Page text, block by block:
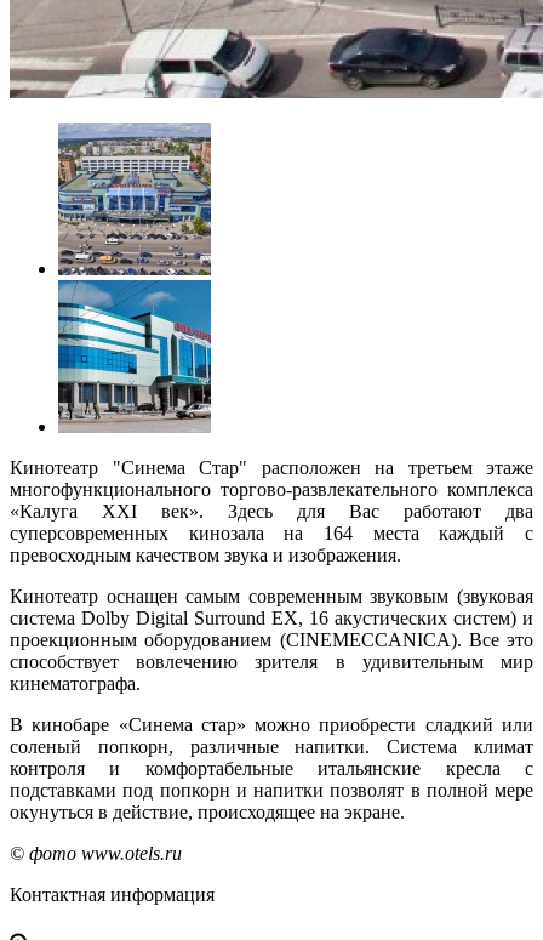
Кинотеатр "Синема Стар" расположен на третьем этаже
многофункционального торгово-развлекательного комплекса
«Калуга ХХI век». Здесь для Вас работают два
суперсовременных кинозала на 164 места каждый с
превосходным качеством звука и изображения.
Кинотеатр оснащен самым современным звуковым (звуковая
система Dolby Digital Surround EX, 16 акустических систем) и
проекционным оборудованием (CINEMECCANICA). Все это
способствует вовлечению зрителя в удивительным мир
кинематографа.
В кинобаре «Синема стар» можно приобрести сладкий или
соленый попкорн, различные напитки. Система климат
контроля и комфортабельные итальянские кресла с
подставками под попкорн и напитки позволят в полной мере
окунуться в действие, происходящее на экране.
© фото www.otels.ru
Контактная информация